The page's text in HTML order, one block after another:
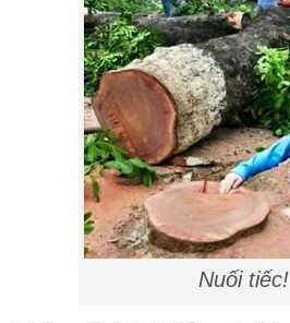
Nuối tiếc!